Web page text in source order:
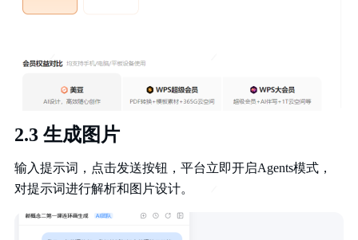
2.3 生成图片
输入提示词，点击发送按钮，平台立即开启Agents模式，
对提示词进行解析和图片设计。